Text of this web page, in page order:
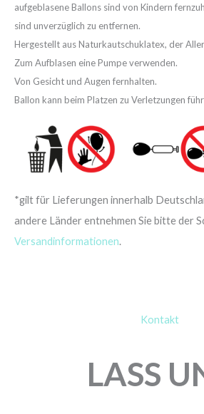
aufgeblasene Ballons sind von Kindern
sind unverzüglich zu entfernen.
Hergestellt aus Naturkautschuklatex, der
Zum Aufblasen eine Pumpe verwenden.
Von Gesicht und Augen fernhalten.
Ballon kann beim Platzen zu Verletzungen
*gilt für Lieferungen innerhalb
andere Länder entnehmen Sie bitte der
Versandinformationen.
Kontakt
LASS